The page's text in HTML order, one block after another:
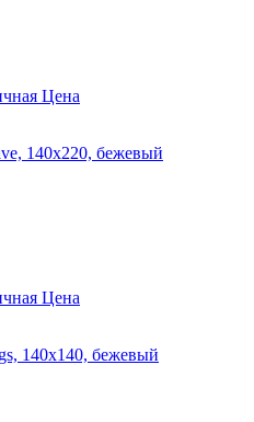
Цена
140х220, бежевый
Цена
140х140, бежевый